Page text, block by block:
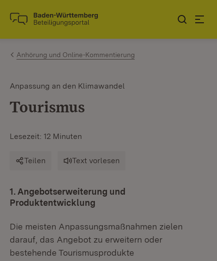
Zum Inhalt springen
Link zur Startseite
Anhörung und Online-Kommentierung
Anpassung an den Klimawandel
Tourismus
Lesezeit: 12 Minuten
Teilen Text vorlesen
1. Angebotserweiterung und
Produktentwicklung
Die meisten Anpassungsmaßnahmen zielen
darauf, das Angebot zu erweitern oder
bestehende Tourismusprodukte